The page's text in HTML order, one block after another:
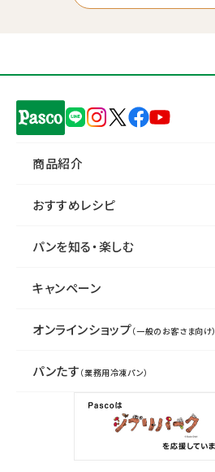
商品紹介
おすすめレシピ
パンを知る・楽しむ
キャンペーン
オンラインショップ（一般のお客さま向け）
パンたす （業務用冷凍パン）